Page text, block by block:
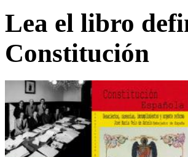
Lea el libro
Constitución